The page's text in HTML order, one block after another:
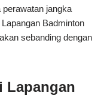
jangka
Badminton
sebanding dengan
Lapangan